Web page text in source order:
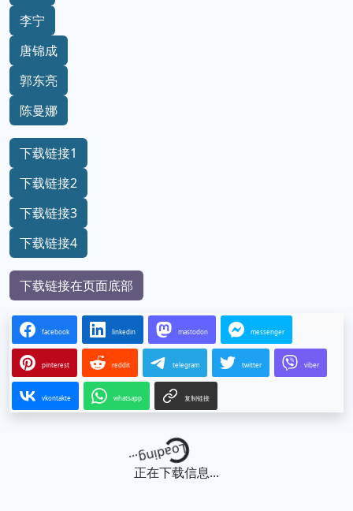
李宁
唐锦成
郭东亮
陈曼娜
下载链接1
下载链接2
下载链接3
下载链接4
下载链接在页面底部
facebook linkedin mastodon messenger
pinterest reddit telegram twitter viber
vkontakte whatsapp 复制链接
Loading...
正在下载信息...